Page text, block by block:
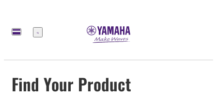
Меню
Find Your Product